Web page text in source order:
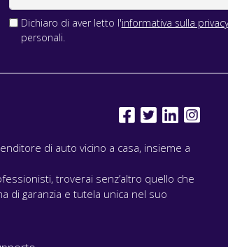
Dichiaro di aver letto l'informativa sulla privacy
personali.
di auto vicino a casa, insieme a
troverai senz’altro quello che
di garanzia e tutela unica nel suo